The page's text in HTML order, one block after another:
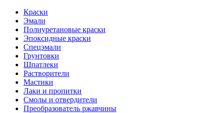
Краски
Эмали
Полиуретановые краски
Эпоксидные краски
Спецэмали
Грунтовки
Шпатлеки
Растворители
Мастики
Лаки и пропитки
Смолы и отвердители
Преобразователь ржавчины